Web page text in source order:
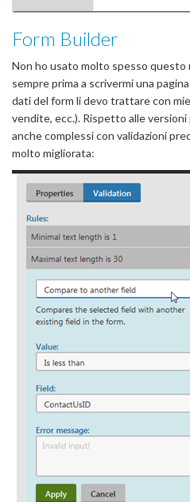
Form Builder
Non ho usato molto spesso questo
sempre prima a scrivermi una
dati del form li devo trattare con
vendite, ecc.). Rispetto alle
anche complessi con validazioni
molto migliorata: